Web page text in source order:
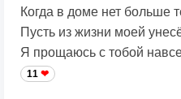
Когда в доме нет больше
Пусть из жизни моей
Я прощаюсь с тобой
11